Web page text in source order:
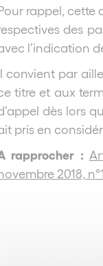
rappel, cette
des
l’indication
convient par
titre et aux
dès lors
pris en
rapprocher :
2018,